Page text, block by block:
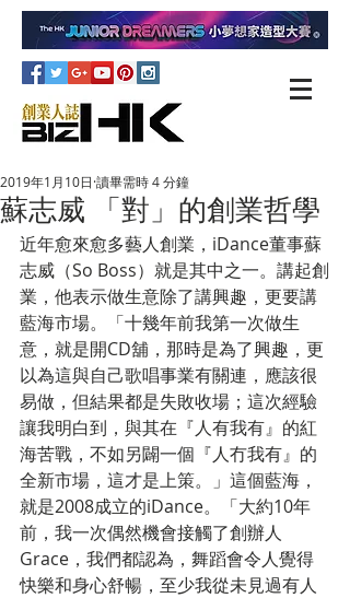
蘇志威 「對」的創業哲學
2019年1月10日 讀畢需時 4 分鐘
近年愈來愈多藝人創業，iDance董事蘇
志威（So Boss）就是其中之一。講起創
業，他表示做生意除了講興趣，更要講
藍海市場。「十幾年前我第一次做生
意，就是開CD舖，那時是為了興趣，更
以為這與自己歌唱事業有關連，應該很
易做，但結果都是失敗收場；這次經驗
讓我明白到，與其在『人有我有』的紅
海苦戰，不如另闢一個『人冇我有』的
全新市場，這才是上策。」這個藍海，
就是2008成立的iDance。「大約10年
前，我一次偶然機會接觸了創辦人
Grace，我們都認為，舞蹈會令人覺得
快樂和身心舒暢，至少我從未見過有人